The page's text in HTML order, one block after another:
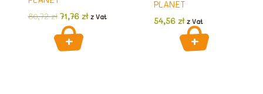
80,72zł Pierwotna
cena
wynosiła:
80,72 zł.
71,76 złAktualna
z Vat
PLANET
54,56 zł z Vat